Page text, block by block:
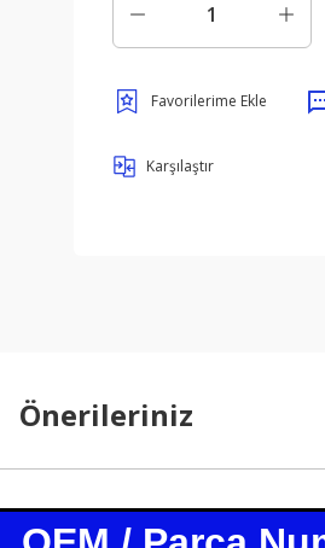
Karşılaştır
Önerileriniz